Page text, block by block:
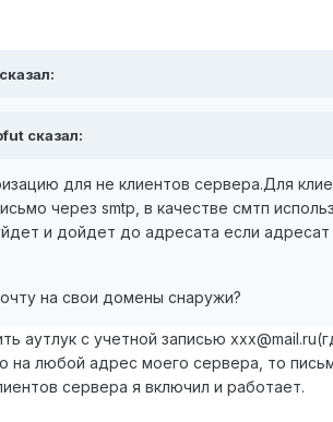
сказал:
для не клиентов сервера.Для
через smtp, в качестве смтп
и дойдет до адресата если адресат
на свои домены снаружи?
аутлук с учетной записью
на любой адрес моего сервера, то
сервера я включил и работает.